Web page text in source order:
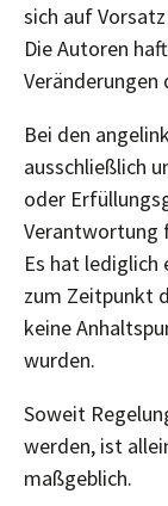
sich auf
Die Autoren
Veränderungen
Bei den
ausschließlich
oder
Verantwortung
Es hat lediglich
zum Zeitpunkt
keine
wurden.
Soweit
werden, ist
maßgeblich.